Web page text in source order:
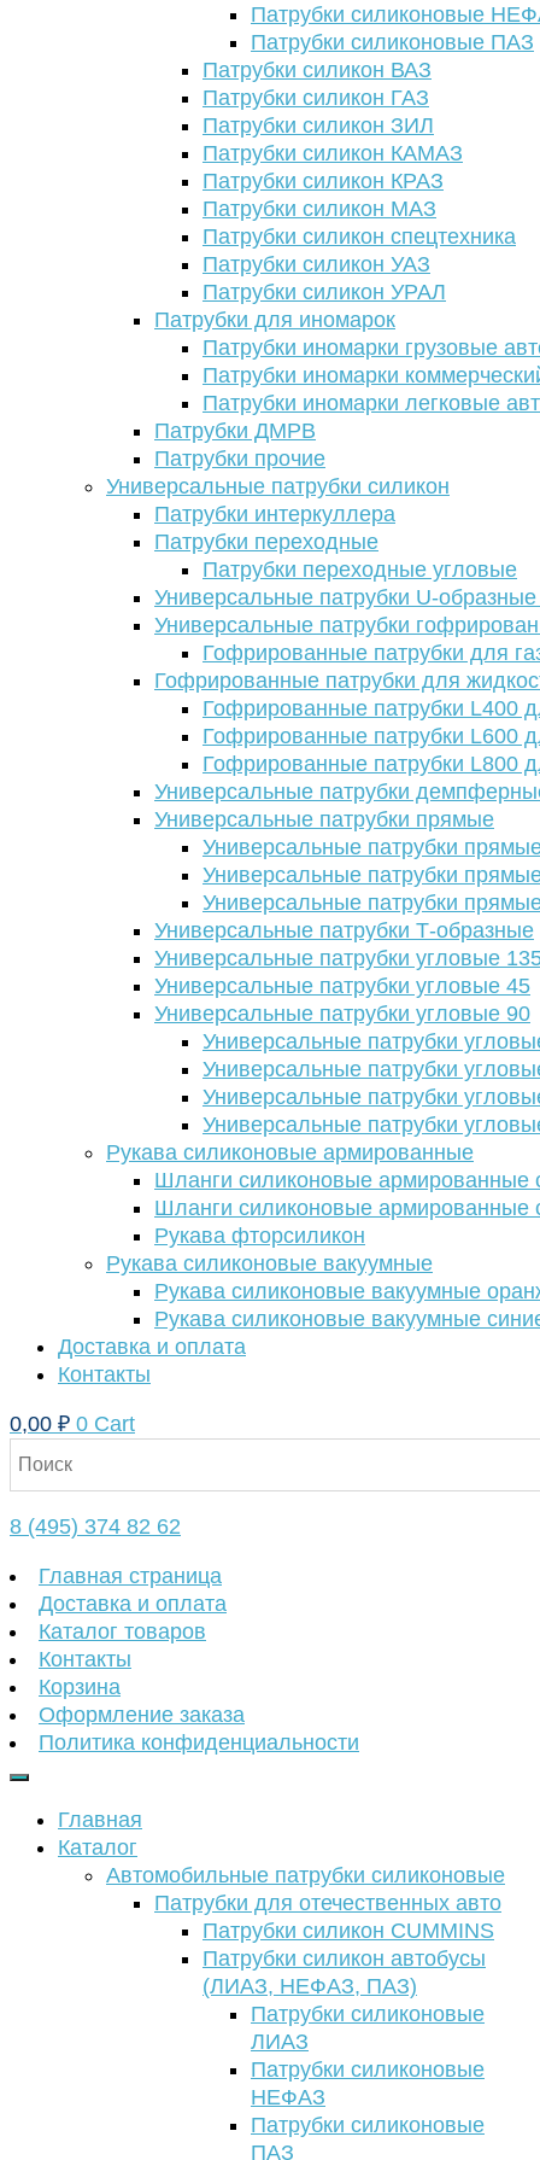
Патрубки силиконовые
Патрубки силиконовые ПАЗ
Патрубки силикон ВАЗ
Патрубки силикон ГАЗ
Патрубки силикон ЗИЛ
Патрубки силикон КАМАЗ
Патрубки силикон КРАЗ
Патрубки силикон МАЗ
Патрубки силикон спецтехника
Патрубки силикон УАЗ
Патрубки силикон УРАЛ
Патрубки для иномарок
Патрубки иномарки грузовые
Патрубки иномарки
Патрубки иномарки легковые
Патрубки ДМРВ
Патрубки прочие
Универсальные патрубки силикон
Патрубки интеркуллера
Патрубки переходные
Патрубки переходные угловые
Универсальные патрубки U-
Универсальные патрубки
Гофрированные патрубки для
Гофрированные патрубки для
Гофрированные патрубки L400
Гофрированные патрубки L600
Гофрированные патрубки L800
Универсальные патрубки
Универсальные патрубки прямые
Универсальные патрубки
Универсальные патрубки
Универсальные патрубки
Универсальные патрубки Т-образные
Универсальные патрубки угловые
Универсальные патрубки угловые 45
Универсальные патрубки угловые 90
Универсальные патрубки
Универсальные патрубки
Универсальные патрубки
Универсальные патрубки
Рукава силиконовые армированные
Шланги силиконовые армированные
Шланги силиконовые армированные
Рукава фторсиликон
Рукава силиконовые вакуумные
Рукава силиконовые вакуумные
Рукава силиконовые вакуумные
Доставка и оплата
Контакты
0,00 ₽ 0 Cart
8 (495) 374 82 62
Главная страница
Доставка и оплата
Каталог товаров
Контакты
Корзина
Оформление заказа
Политика конфиденциальности
Главная
Каталог
Автомобильные патрубки силиконовые
Патрубки для отечественных авто
Патрубки силикон CUMMINS
Патрубки силикон автобусы
(ЛИАЗ, НЕФАЗ, ПАЗ)
Патрубки силиконовые
ЛИАЗ
Патрубки силиконовые
НЕФАЗ
Патрубки силиконовые
ПАЗ